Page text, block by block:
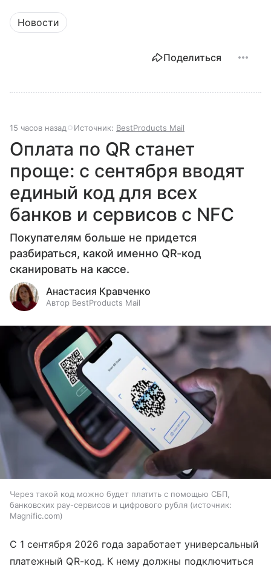
Новости
Поделиться
15 часов назад Источник: BestProducts Mail
Оплата по QR станет
проще: с сентября вводят
единый код для всех
банков и сервисов с NFC
Покупателям больше не придется
разбираться, какой именно QR-код
сканировать на кассе.
Анастасия Кравченко
Автор BestProducts Mail
Через такой код можно будет платить с помощью СБП,
банковских pay-сервисов и цифрового рубля
источник:
Magnific.com
С 1 сентября 2026 года заработает универсальный
платежный QR-код. К нему должны подключиться